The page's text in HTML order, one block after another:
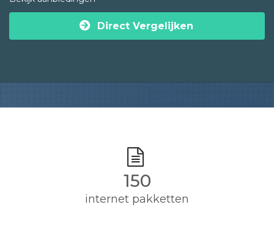
Direct Vergelijken
150
internet pakketten